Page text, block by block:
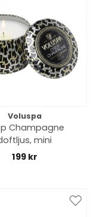
Voluspa
Champagne
mini
199 kr